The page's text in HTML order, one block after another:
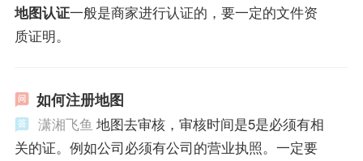
地图认证一般是商家进行认证的，要一定的文件资
质证明。
如何注册地图
潇湘飞鱼 地图去审核，审核时间是5是必须有相
关的证。例如公司必须有公司的营业执照。一定要